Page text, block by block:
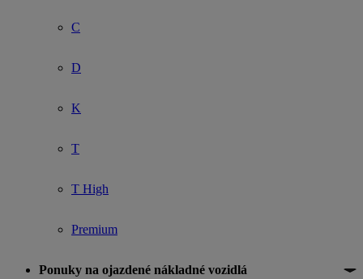
C
D
K
T
T High
Premium
Ponuky na ojazdené nákladné vozidlá